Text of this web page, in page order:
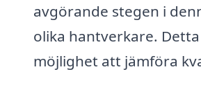
avgörande stegen i
olika hantverkare.
möjlighet att jämföra